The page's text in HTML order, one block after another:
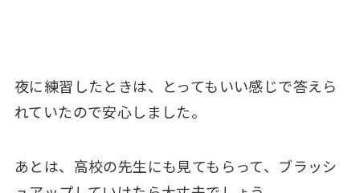
夜に練習したときは、とってもいい感じで答えら
れていたので安心しました。
あとは、高校の先生にも見てもらって、ブラッシ